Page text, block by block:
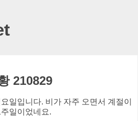
210829
일입니다. 비가 자주 오면서 계절이
일이었네요.